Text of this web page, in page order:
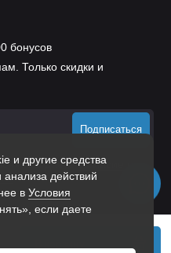
и другие средства
действий
в Условия
если даете
бонусов
Только скидки и
Подписаться
Вы даетесогласие на